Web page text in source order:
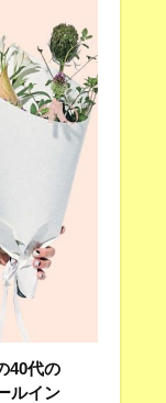
40代の
ルイン